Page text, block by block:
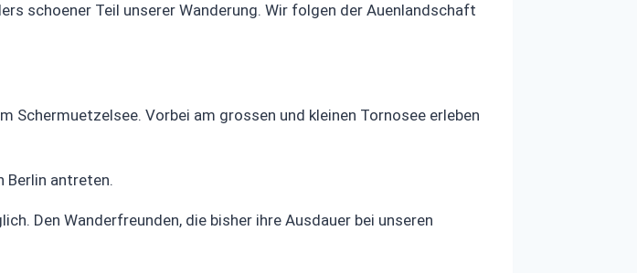
schoener Teil unserer Wanderung. Wir folgen der Auenlandschaft
Schermuetzelsee. Vorbei am grossen und kleinen Tornosee erleben
Berlin antreten.
Den Wanderfreunden, die bisher ihre Ausdauer bei unseren